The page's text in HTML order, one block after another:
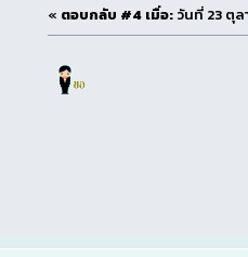
« ตอบกลับ #4 เมื่อ: วันที่ 23 ตุล